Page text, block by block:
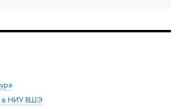
в НИУ ВШЭ